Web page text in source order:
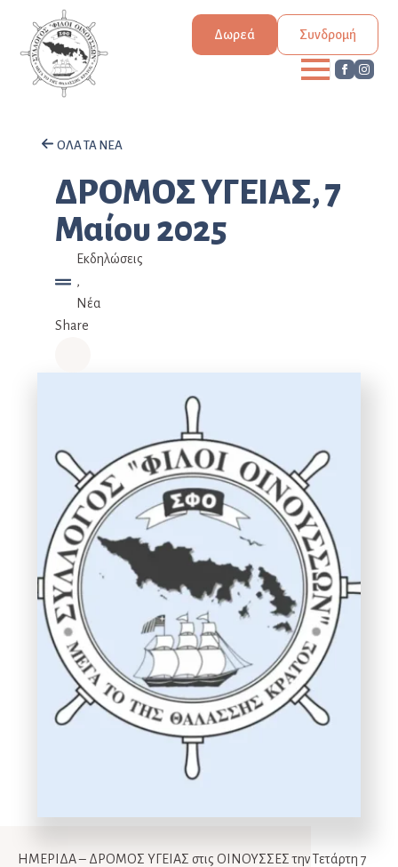
Δωρεά Συνδρομή
ΟΛΑ ΤΑ ΝΕΑ
ΔΡΟΜΟΣ ΥΓΕΙΑΣ, 7
Μαίου 2025
Εκδηλώσεις
,
Νέα
Share
ΗΜΕΡΙΔΑ – ΔΡΟΜΟΣ ΥΓΕΙΑΣ στις ΟΙΝΟΥΣΣΕΣ την Τετάρτη 7